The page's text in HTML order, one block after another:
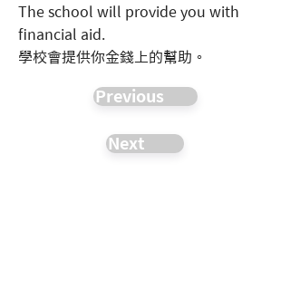
The school will provide you with
financial aid.
學校會提供你金錢上的幫助。
Previous
Next